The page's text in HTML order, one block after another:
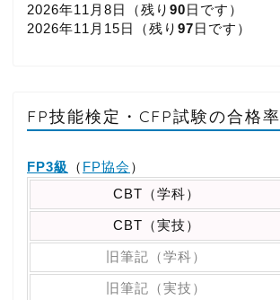
2026年11月8日（残り 90日です）
2026年11月15日（残り 97日です）
FP技能検定・CFP試験の合格率
FP3級 （ FP協会 ）
CBT（学科）
CBT（実技）
旧筆記（学科）
旧筆記（実技）